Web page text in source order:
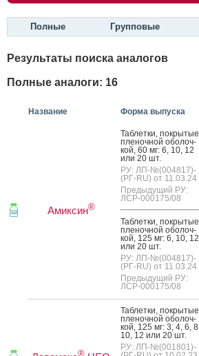
Полные Групповые
Результаты поиска аналогов
Полные аналоги: 16
Название Форма выпуска
Амиксин®
Таб­летки, пок­ры­тые
пле­ноч­ной обо­лоч­
кой, 60 мг: 6, 10, 12
или 20 шт.
РУ: ЛП-№(004817)-
(РГ-RU) от 11.03.24
Предыдущий РУ:
ЛСР-000175/08
Таб­летки, пок­ры­тые
пле­ноч­ной обо­лоч­
кой, 125 мг: 6, 10, 12
или 20 шт.
РУ: ЛП-№(004817)-
(РГ-RU) от 11.03.24
Предыдущий РУ:
ЛСР-000175/08
®
Таб­летки, пок­ры­тые
пле­ноч­ной обо­лоч­
кой, 125 мг: 3, 4, 6, 8,
10, 12 или 20 шт.
РУ: ЛП-№(001801)-